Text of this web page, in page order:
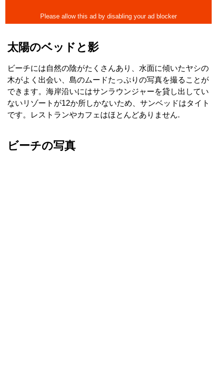
太陽のベッドと影
ビーチには自然の陰がたくさんあり、水面に傾いたヤシの
木がよく出会い、島のムードたっぷりの写真を撮ることが
できます。海岸沿いにはサンラウンジャーを貸し出してい
ないリゾートが12か所しかないため、サンベッドはタイト
です。レストランやカフェはほとんどありません.
ビーチの写真